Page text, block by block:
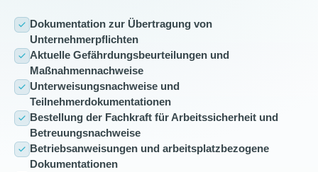
Dokumentation zur Übertragung von
Unternehmerpflichten
Aktuelle Gefährdungsbeurteilungen und
Maßnahmennachweise
Unterweisungsnachweise und
Teilnehmerdokumentationen
Bestellung der Fachkraft für Arbeitssicherheit und
Betreuungsnachweise
Betriebsanweisungen und arbeitsplatzbezogene
Dokumentationen